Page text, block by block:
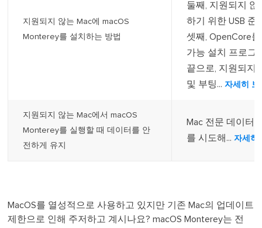
지원되지 않는 Mac에 macOS
Monterey를 설치하는 방법
둘째, 지원되지 않
하기 위한 USB 준
셋째, OpenCore
가능 설치 프로그
끝으로, 지원되지
및 부팅... 자세히 보
지원되지 않는 Mac에서 macOS
Monterey를 실행할 때 데이터를 안
전하게 유지
Mac 전문 데이터
를 시도해... 자세히
MacOS를 열성적으로 사용하고 있지만 기존 Mac의 업데이트
제한으로 인해 주저하고 계시나요? macOS Monterey는 전